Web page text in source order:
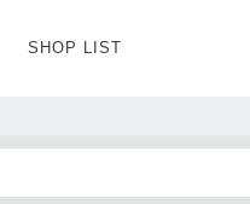
BOTTOMSSKIRT
SHOP LIST